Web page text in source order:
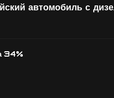
автомобиль с
34%